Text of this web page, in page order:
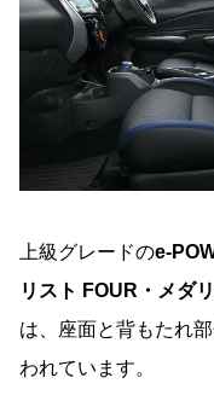
上級グレードのe-
リスト FOUR・メダ
は、座面と背もたれ
われています。